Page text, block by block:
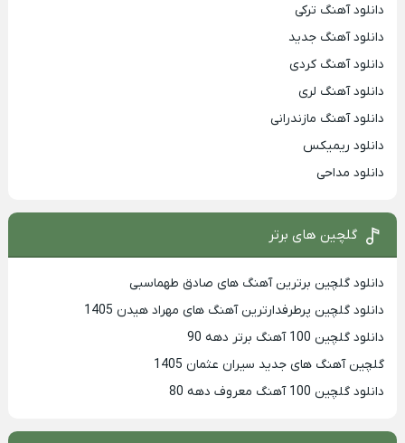
دانلود آهنگ ترکی
دانلود آهنگ جدید
دانلود آهنگ کردی
دانلود آهنگ لری
دانلود آهنگ مازندرانی
دانلود ریمیکس
دانلود مداحی
گلچین های برتر
دانلود گلچین برترین آهنگ های صادق طهماسبی
دانلود گلچین پرطرفدارترین آهنگ های مهراد هیدن 1405
دانلود گلچین 100 آهنگ برتر دهه 90
گلچین آهنگ های جدید سیران عثمان 1405
دانلود گلچین 100 آهنگ معروف دهه 80